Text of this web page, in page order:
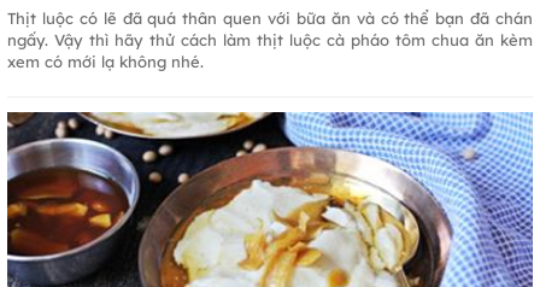
Thịt luộc có lẽ đã quá thân quen với bữa ăn và có thể bạn đã chán
ngấy. Vậy thì hãy thử cách làm thịt luộc cà pháo tôm chua ăn kèm
xem có mới lạ không nhé.